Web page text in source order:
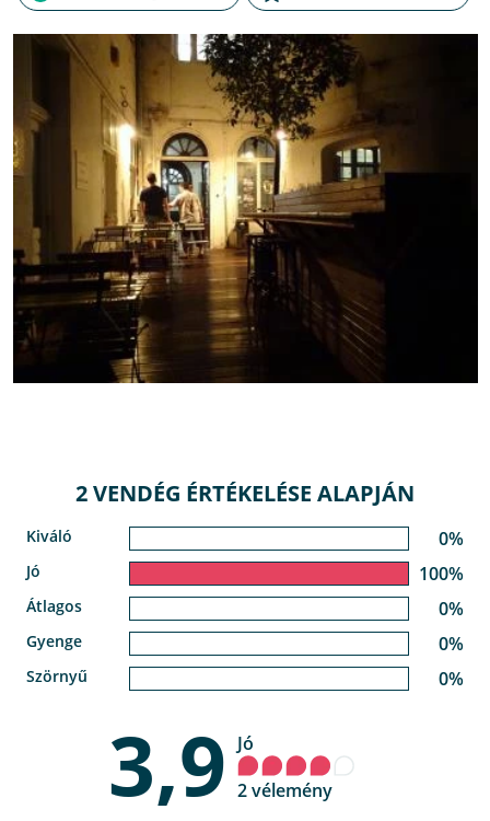
2 VENDÉG ÉRTÉKELÉSE ALAPJÁN
Kiváló 0%
Jó 100%
Átlagos 0%
Gyenge 0%
Szörnyű 0%
3,9 Jó
2 vélemény